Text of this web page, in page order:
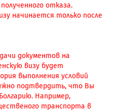
отказа.
начинается только после
документов на
визу будет
выполнения условий
подтвердить, что Вы
Например,
транспорта в